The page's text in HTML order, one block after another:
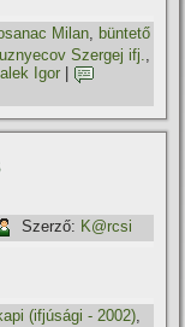
Milan, büntető
Szergej ifj.,
Igor
Szerző: K@rcsi
(ifjúsági - 2002),